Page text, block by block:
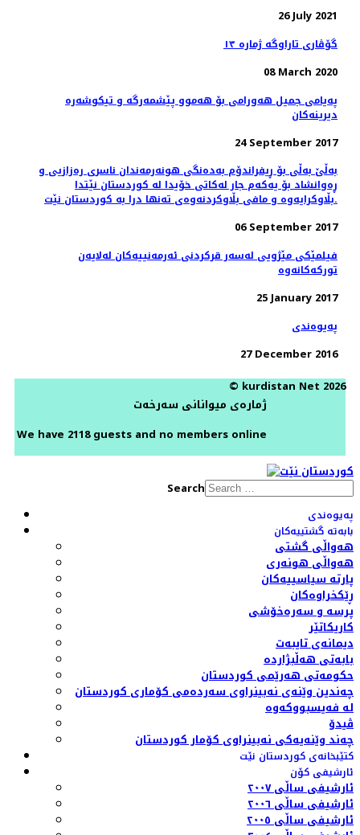
26 July 2021
گۆڤاری تاراوگە ژمارە ١٣
08 March 2020
پەیامی جمیل هەورامی بۆ هەموو پێشمەرگە و تیكوشەرە
دیرینەكان
24 September 2017
بەڵێ بەڵی بۆ ڕیفراندۆم بەدەنگی هونەرمەندان ناسری رەزازیی و
ڕەوانشاد بۆ یەکەم جار لەکاتی خۆیدا لە کوردستان نێتدا
بڵاوکرایەوە و مافی بڵاوکردنەوەی تەنها درا بە کوردستان نێت.
06 September 2017
فیلمێکی مێژویی لەسەر قرکردنی ئەرمەنییەکان لەلایەن
تورکەکانەوە
25 January 2017
پەیوەندی
27 December 2016
© kurdistan Net 2026
ژمارەی میوانانی سەرخەت
We have 2118 guests and no members online
Search
پەیوەندی
بابەتە گشتییەکان
هەواڵی گشتی
هەواڵی هونەری
پارتە سیاسییەکان
ڕێکخراوەکان
پرسە و سەرەخۆشی
کاریکاتێر
دیمانەی تایبەت
بابەتی هەڵبژاردە
حکومەتی هەرێمی کوردستان
چەندین وێنەی نەبینراوی سەردەمی کۆماری کوردستان
لە فەیسبووکەوە
ڤیدۆ
چەند وێنەیەکی نەبینراوی کۆمار کوردستان
کتێبخانەی کوردستان نێت
ئارشیفی کۆن
ئارشیفی ساڵی ٢٠٠٧
ئارشیفی ساڵی ٢٠٠٦
ئارشیفی ساڵی ٢٠٠٥